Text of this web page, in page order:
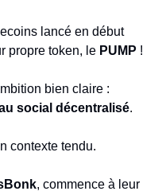
lancé en début
propre token, le PUMP !
social décentralisé.
contexte tendu.